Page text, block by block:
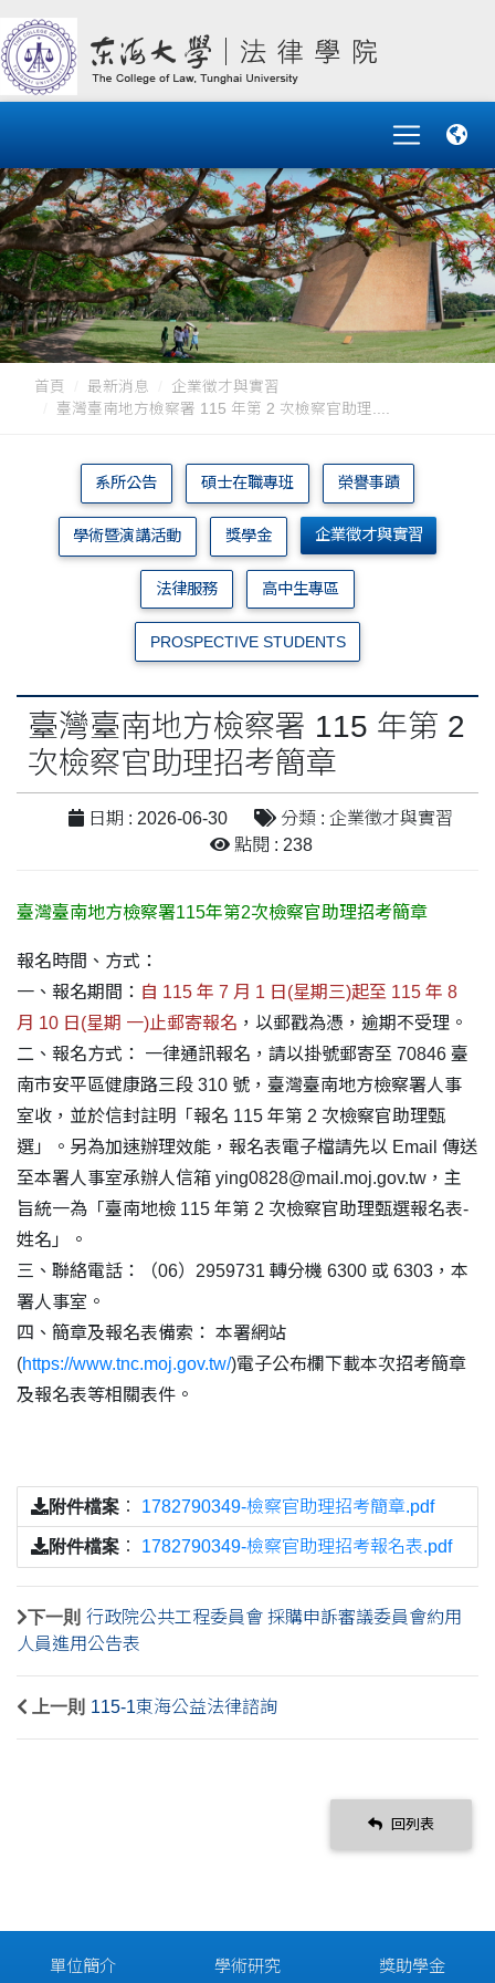
首頁 最新消息
企業徵才與實習
臺灣臺南地方檢察署 115 年第 2 次檢察官助理....
系所公告 碩士在職專班 榮譽事蹟
學術暨演講活動 獎學金 企業徵才與實習
法律服務 高中生專區
PROSPECTIVE STUDENTS
臺灣臺南地方檢察署 115 年第 2
次檢察官助理招考簡章
日期 : 2026-06-30
分類 : 企業徵才與實習
點閱 : 238
臺灣臺南地方檢察署115年第2次檢察官助理招考簡章
報名時間、方式：
一、報名期間： 自 115 年 7 月 1 日(星期三)起至 115 年 8
月 10 日(星期 一)止郵寄報名 ，以郵戳為憑，逾期不受理。
二、報名方式： 一律通訊報名，請以掛號郵寄至 70846 臺
南市安平區健康路三段 310 號，臺灣臺南地方檢察署人事
室收，並於信封註明「報名 115 年第 2 次檢察官助理甄
選」。另為加速辦理效能，報名表電子檔請先以 Email 傳送
至本署人事室承辦人信箱 ying0828@mail.moj.gov.tw，主
旨統一為「臺南地檢 115 年第 2 次檢察官助理甄選報名表-
姓名」。
三、聯絡電話：（06）2959731 轉分機 6300 或 6303，本
署人事室。
四、簡章及報名表備索： 本署網站
(https://www.tnc.moj.gov.tw/)電子公布欄下載本次招考簡章
及報名表等相關表件。
附件檔案 ： 1782790349-檢察官助理招考簡章.pdf
附件檔案 ： 1782790349-檢察官助理招考報名表.pdf
下一則 行政院公共工程委員會 採購申訴審議委員會約用
人員進用公告表
上一則 115-1東海公益法律諮詢
回列表
單位簡介 學術研究 獎助學金